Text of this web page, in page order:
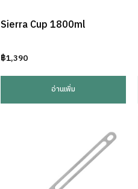
Sierra Cup 1800ml
฿1,390
อ่านเพิ่ม